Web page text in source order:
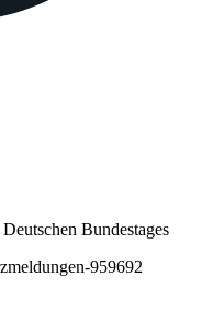
Bundestages
959692